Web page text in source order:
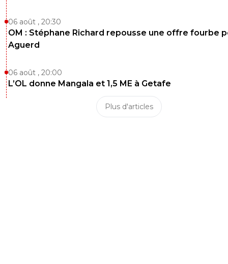
06 août , 20:30
OM : Stéphane Richard repousse une offre fourbe
Aguerd
06 août , 20:00
L’OL donne Mangala et 1,5 ME à Getafe
Plus d'articles